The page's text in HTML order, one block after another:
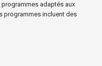
programmes adaptés aux
programmes incluent des